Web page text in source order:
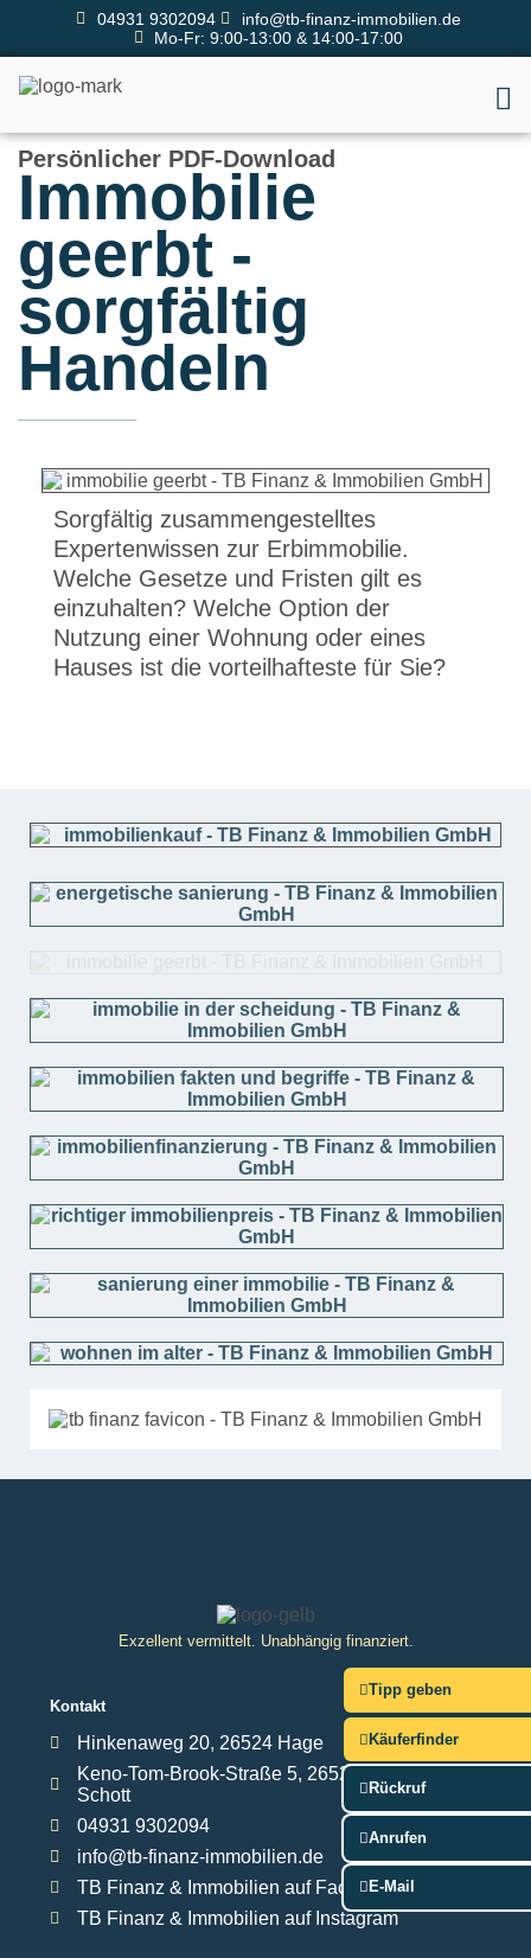
04931 9302094
info@tb-finanz-immobilien.de
Mo-Fr: 9:00-13:00 & 14:00-17:00
Tipp geben
Käuferfinder
Rückruf
Anrufen
E-Mail
Persönlicher PDF-Download
Immobilie
geerbt -
sorgfältig
Handeln
Sorgfältig zusammengestelltes
Expertenwissen zur Erbimmobilie.
Welche Gesetze und Fristen gilt es
einzuhalten? Welche Option der
Nutzung einer Wohnung oder eines
Hauses ist die vorteilhafteste für Sie?
Exzellent vermittelt. Unabhängig finanziert.
Kontakt
Hinkenaweg 20, 26524 Hage
Keno-Tom-Brook-Straße 5, 26529 Upgant-
Schott
04931 9302094
info@tb-finanz-immobilien.de
TB Finanz & Immobilien auf Facebook
TB Finanz & Immobilien auf Instagram